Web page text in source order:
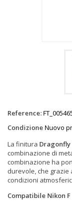
Reference:
Condizione Nuovo
La finitura Dragonfly
combinazione di
combinazione ha
durevole, che
condizioni
Compatibile Nikon F